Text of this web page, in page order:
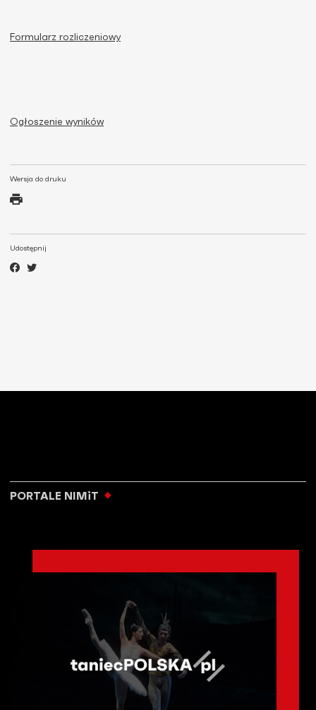
Wersja do druku
Udostępnij
Formularz rozliczeniowy
Ogłoszenie wyników
PORTALE NIMiT